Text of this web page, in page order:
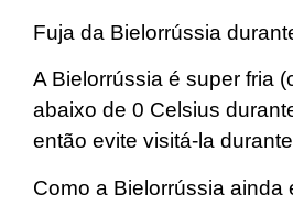
Fuja da Bielorrússia
A Bielorrússia é super fria
abaixo de 0 Celsius
então evite visitá-la
Como a Bielorrússia ainda